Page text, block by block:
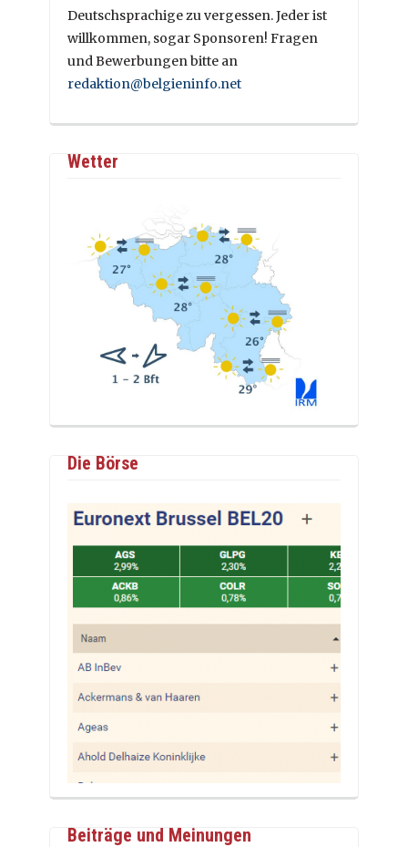
Deutschsprachige zu vergessen. Jeder ist
willkommen, sogar Sponsoren! Fragen
und Bewerbungen bitte an
redaktion@belgieninfo.net
Wetter
Die Börse
Beiträge und Meinungen